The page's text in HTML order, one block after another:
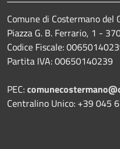
Comune di Costermano del
Piazza G. B. Ferrario, 1 -
Codice Fiscale:
Partita IVA: 00650140239
PEC:
Centralino Unico: +39 045